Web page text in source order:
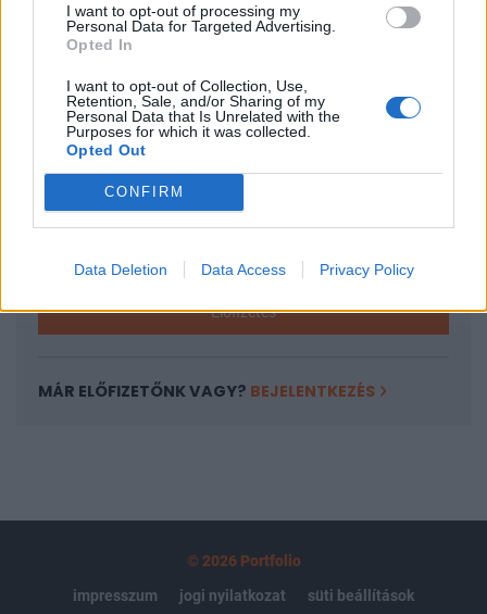
I want to opt-out of processing my
Personal Data for Targeted Advertising.
Opted In
I want to opt-out of Collection, Use,
Retention, Sale, and/or Sharing of my
Personal Data that Is Unrelated with the
Purposes for which it was collected.
Opted Out
CONFIRM
Data Deletion Data Access Privacy Policy
KEDVES OLVASÓNK!
A keresett cikk a portfolio.hu hírarchívumához
tartozik, melynek olvasása előfizetéses
regisztrációhoz kötött.
Az előfizetés a következőket tartalmazza:
Portfolio.hu teljes cikkarchívum
Kötéslisták: BÉT elmúlt 2 év napon belüli
Előfizetés
MÁR ELŐFIZETŐNK VAGY? BEJELENTKEZÉS
© 2026 Portfolio
impresszum
jogi nyilatkozat süti beállítások